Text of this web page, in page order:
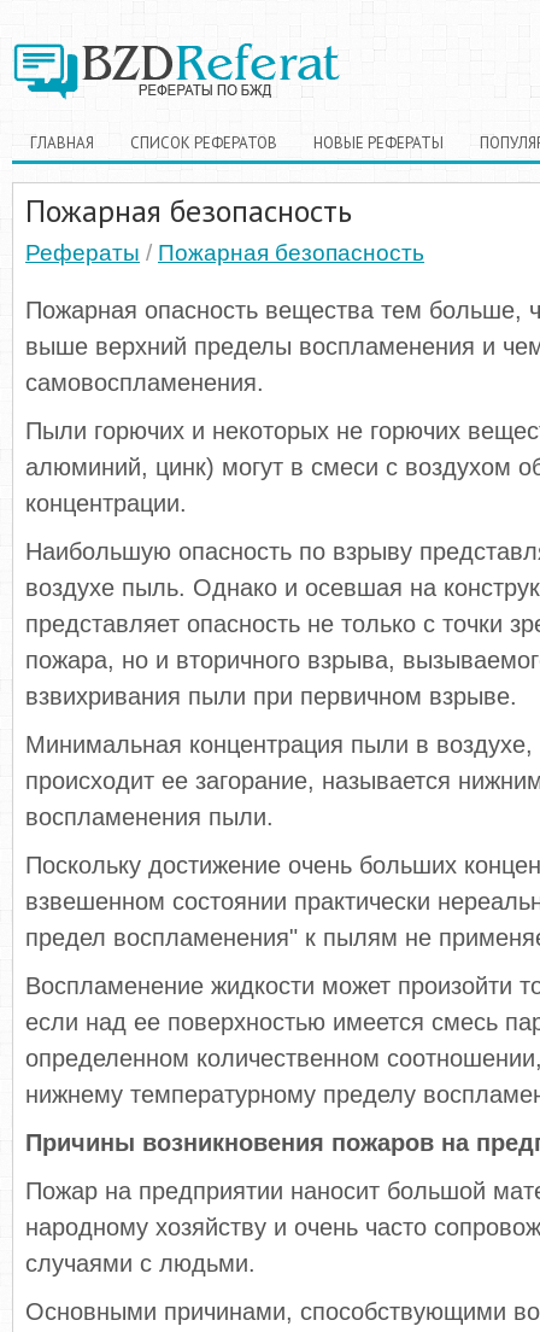
ГЛАВНАЯ СПИСОК РЕФЕРАТОВ НОВЫЕ РЕФЕРАТЫ
Пожарная безопасность
Рефераты / Пожарная безопасность
Пожарная опасность вещества тем больше,
выше верхний пределы воспламенения и
самовоспламенения.
Пыли горючих и некоторых не горючих
алюминий, цинк) могут в смеси с воздухом
концентрации.
Наибольшую опасность по взрыву
воздухе пыль. Однако и осевшая на
представляет опасность не только с точки
пожара, но и вторичного взрыва,
взвихривания пыли при первичном взрыве.
Минимальная концентрация пыли в воздухе,
происходит ее загорание, называется
воспламенения пыли.
Поскольку достижение очень больших
взвешенном состоянии практически
предел воспламенения" к пылям не
Воспламенение жидкости может произойти
если над ее поверхностью имеется смесь
определенном количественном
нижнему температурному пределу
Причины возникновения пожаров на
Пожар на предприятии наносит большой
народному хозяйству и очень часто
случаями с людьми.
Основными причинами, способствующими